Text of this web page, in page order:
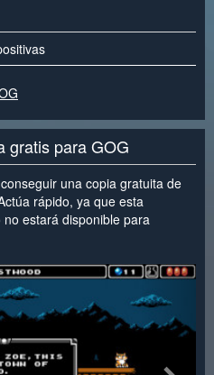
gratis para GOG
una copia gratuita de
rápido, ya que esta
estará disponible para
>